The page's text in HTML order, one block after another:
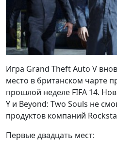
Игра Grand Theft Auto V
место в британском чарте
прошлой неделе FIFA 14.
Y и Beyond: Two Souls не
продуктов компаний
Первые двадцать мест: